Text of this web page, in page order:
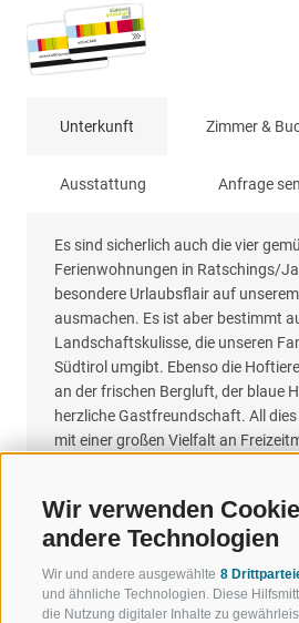
Wir verwenden
andere Technologien
Wir und andere ausgewählte 8
und ähnliche Technologien. Diese
die Nutzung digitaler Inhalte zu
Unterkunft Zimmer &
Ausstattung Anfrage
Es sind sicherlich auch die vier
Ferienwohnungen in Ratschings/
besondere Urlaubsflair auf
ausmachen. Es ist aber bestimmt
Landschaftskulisse, die unseren
Südtirol umgibt. Ebenso die
an der frischen Bergluft, der blaue
herzliche Gastfreundschaft. All
mit einer großen Vielfalt an
denken, dass wir Ihnen zu viel
besuchen Sie uns einfach auf dem
Informationen auf unserer
Urlaub einstimmen.